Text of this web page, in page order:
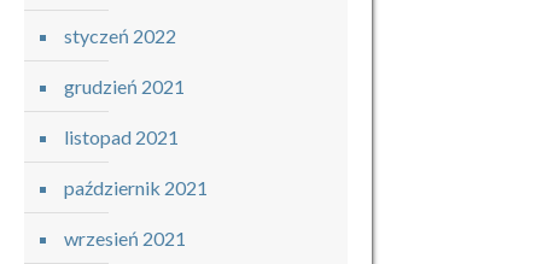
styczeń 2022
grudzień 2021
listopad 2021
październik 2021
wrzesień 2021